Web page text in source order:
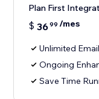
Plan First
$ 3699 /mes
Unlimited
Ongoing
Save Time